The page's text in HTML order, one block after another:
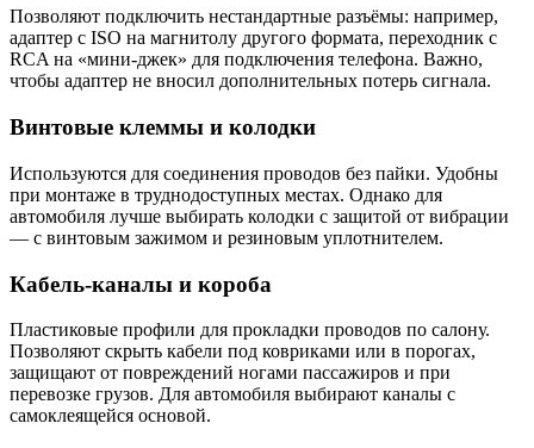
Позволяют подключить нестандартные разъёмы: например,
адаптер с ISO на магнитолу другого формата, переходник с
RCA на «мини-джек» для подключения телефона. Важно,
чтобы адаптер не вносил дополнительных потерь сигнала.
Винтовые клеммы и колодки
Используются для соединения проводов без пайки. Удобны
при монтаже в труднодоступных местах. Однако для
автомобиля лучше выбирать колодки с защитой от вибрации
— с винтовым зажимом и резиновым уплотнителем.
Кабель-каналы и короба
Пластиковые профили для прокладки проводов по салону.
Позволяют скрыть кабели под ковриками или в порогах,
защищают от повреждений ногами пассажиров и при
перевозке грузов. Для автомобиля выбирают каналы с
самоклеящейся основой.